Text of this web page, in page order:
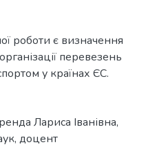
роботи є визначення
перевезень
у країнах ЄС.
Лариса Іванівна,
доцент